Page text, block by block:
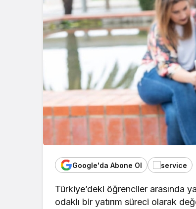
Google'da Abone Ol
Türkiye’deki öğrenciler arasında
odaklı bir yatırım süreci olarak